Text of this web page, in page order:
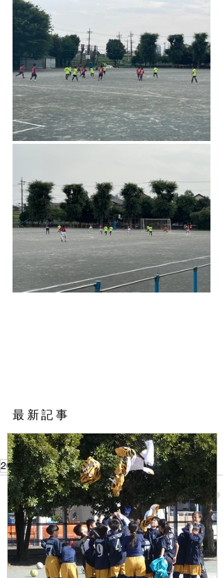
2023 頑張れU-12!
​最新記事